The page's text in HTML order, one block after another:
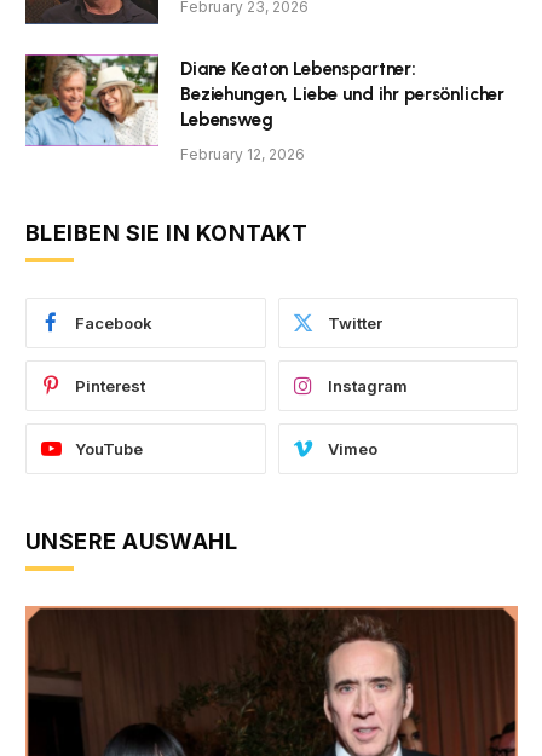
February 23, 2026
Diane Keaton Lebenspartner:
Beziehungen, Liebe und ihr persönlicher
Lebensweg
February 12, 2026
BLEIBEN SIE IN KONTAKT
Facebook Twitter
Pinterest Instagram
YouTube Vimeo
UNSERE AUSWAHL